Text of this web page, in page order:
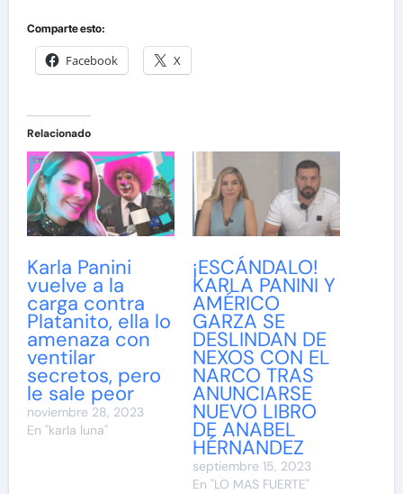
Comparte esto:
Facebook X
Relacionado
Karla Panini
vuelve a la
carga contra
Platanito, ella lo
amenaza con
ventilar
secretos, pero
le sale peor
noviembre 28, 2023
En "karla luna"
¡ESCÁNDALO!
KARLA PANINI Y
AMÉRICO
GARZA SE
DESLINDAN DE
NEXOS CON EL
NARCO TRAS
ANUNCIARSE
NUEVO LIBRO
DE ANABEL
HÉRNANDEZ
septiembre 15, 2023
En "LO MAS FUERTE"